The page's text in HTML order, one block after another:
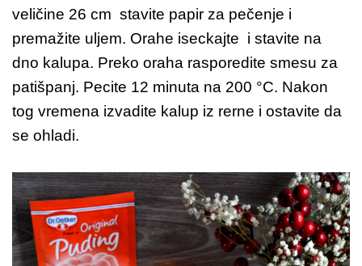
veličine 26 cm stavite papir za pečenje i
premažite uljem. Orahe iseckajte i stavite na
dno kalupa. Preko oraha rasporedite smesu za
patišpanj. Pecite 12 minuta na 200 °C. Nakon
tog vremena izvadite kalup iz rerne i ostavite da
se ohladi.